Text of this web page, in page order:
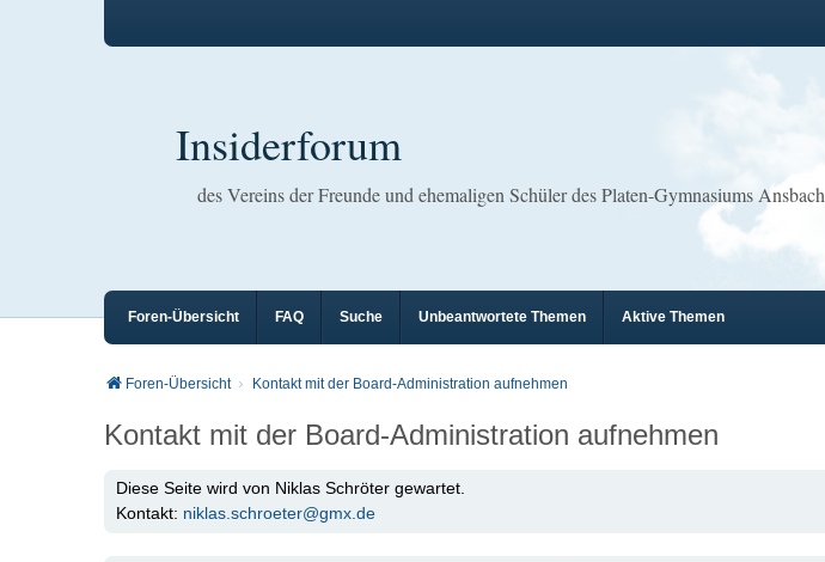
Insiderforum
des Vereins der Freunde und ehemaligen Schüler des Platen-Gymnasiums Ansbach
Foren-Übersicht FAQ Suche Unbeantwortete Themen Aktive Themen
Foren-Übersicht Kontakt mit der Board-Administration aufnehmen
Kontakt mit der Board-Administration aufnehmen
Diese Seite wird von Niklas Schröter gewartet.
Kontakt: niklas.schroeter@gmx.de